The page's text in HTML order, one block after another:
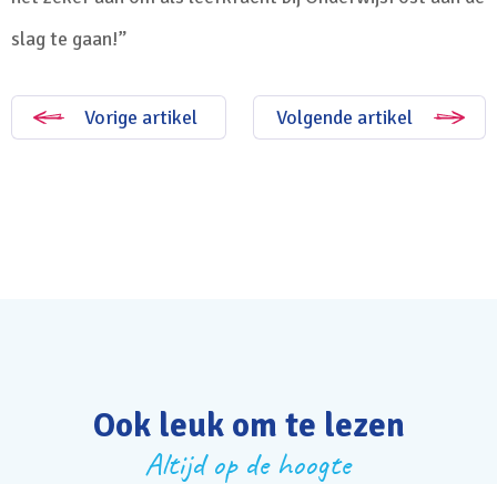
slag te gaan!”
Vorige artikel Volgende artikel
Ook leuk om te lezen
Altijd op de hoogte